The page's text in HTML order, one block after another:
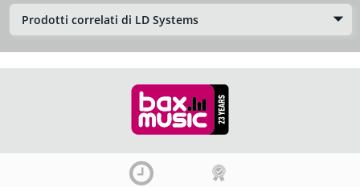
Prodotti correlati di LD Systems